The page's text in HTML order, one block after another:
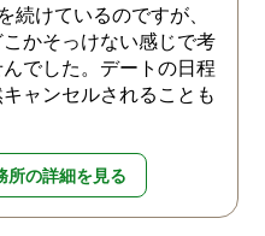
続けているのですが、
かそっけない感じで考
でした。デートの日程
ャンセルされることも
所の詳細を見る